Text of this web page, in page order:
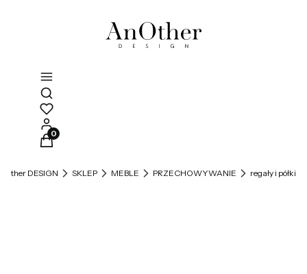
Otwórz wyszukiwarkę
Produkty w koszyku: 0. Zobacz szczegóły
DESIGN SKLEP MEBLE PRZECHOWYWANIE regały i półki